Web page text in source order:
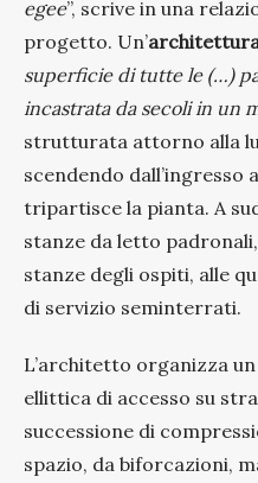
egee”, scrive in una
progetto. Un’
superficie di tutte le (…)
incastrata da secoli in un
strutturata attorno alla
scendendo dall’ingresso
tripartisce la pianta. A
stanze da letto
stanze degli ospiti, alle
di servizio seminterrati.
L’architetto organizza un
ellittica di accesso su
successione di
spazio, da biforcazioni,